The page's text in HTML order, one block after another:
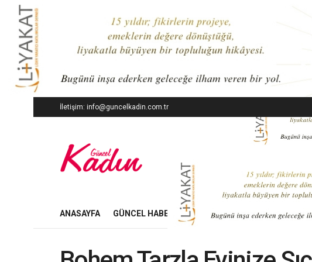
İletişim: info@guncelkadin.com.tr
ANASAYFA GÜNCEL HABERLER İŞ DÜNYASI EKONOMI